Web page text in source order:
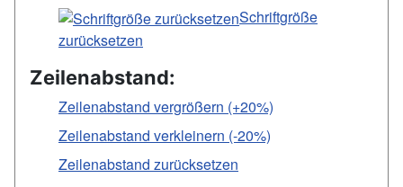
Schriftgröße
zurücksetzen
Zeilenabstand:
Zeilenabstand vergrößern (+20%)
Zeilenabstand verkleinern (-20%)
Zeilenabstand zurücksetzen